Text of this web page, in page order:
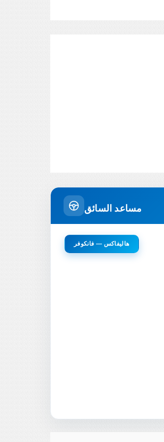
مساعد السائق
هاليفاكس — فانكوفر